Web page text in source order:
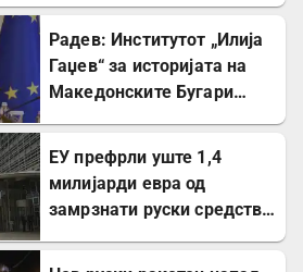
Радев: Институтот „Илија
Гаџев“ за историјата на
Македонските Бугари
ЕУ префрли уште 1,4
милијарди евра од
замрзнати руски средства